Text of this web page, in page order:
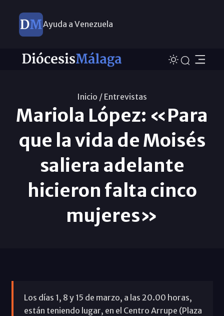
Ayuda a Venezuela
Inicio / Entrevistas
Mariola López: «Para
que la vida de Moisés
saliera adelante
hicieron falta cinco
mujeres»
Los días 1, 8 y 15 de marzo, a las 20.00 horas,
están teniendo lugar, en el Centro Arrupe (Plaza